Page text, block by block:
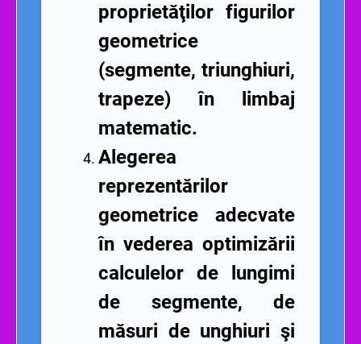
proprietăţilor figurilor
geometrice
(segmente, triunghiuri,
trapeze) în limbaj
matematic.
Alegerea
reprezentărilor
geometrice adecvate
în vederea optimizării
calculelor de lungimi
de segmente, de
măsuri de unghiuri şi